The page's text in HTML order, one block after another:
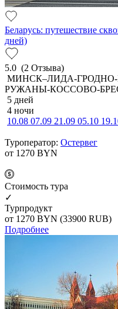
Беларусь: путешествие
дней)
5.0 (2 Отзыва)
МИНСК–ЛИДА-
РУЖАНЫ-КОССОВО-
5 дней
4 ночи
10.08 07.09 21.09 05.10
Туроператор: Остервег
от 1270 BYN
Cтоимость тура
✓
Турпродукт
от 1270 BYN (33900 RUB)
Подробнее